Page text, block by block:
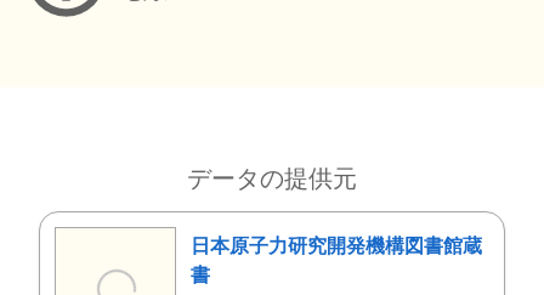
データの提供元
日本原子力研究開発機構図書館蔵
書